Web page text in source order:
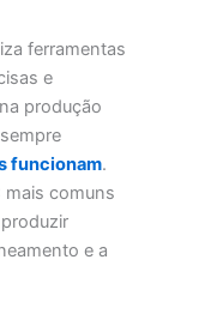
ferramentas
e
produção
funcionam.
mais comuns
e a